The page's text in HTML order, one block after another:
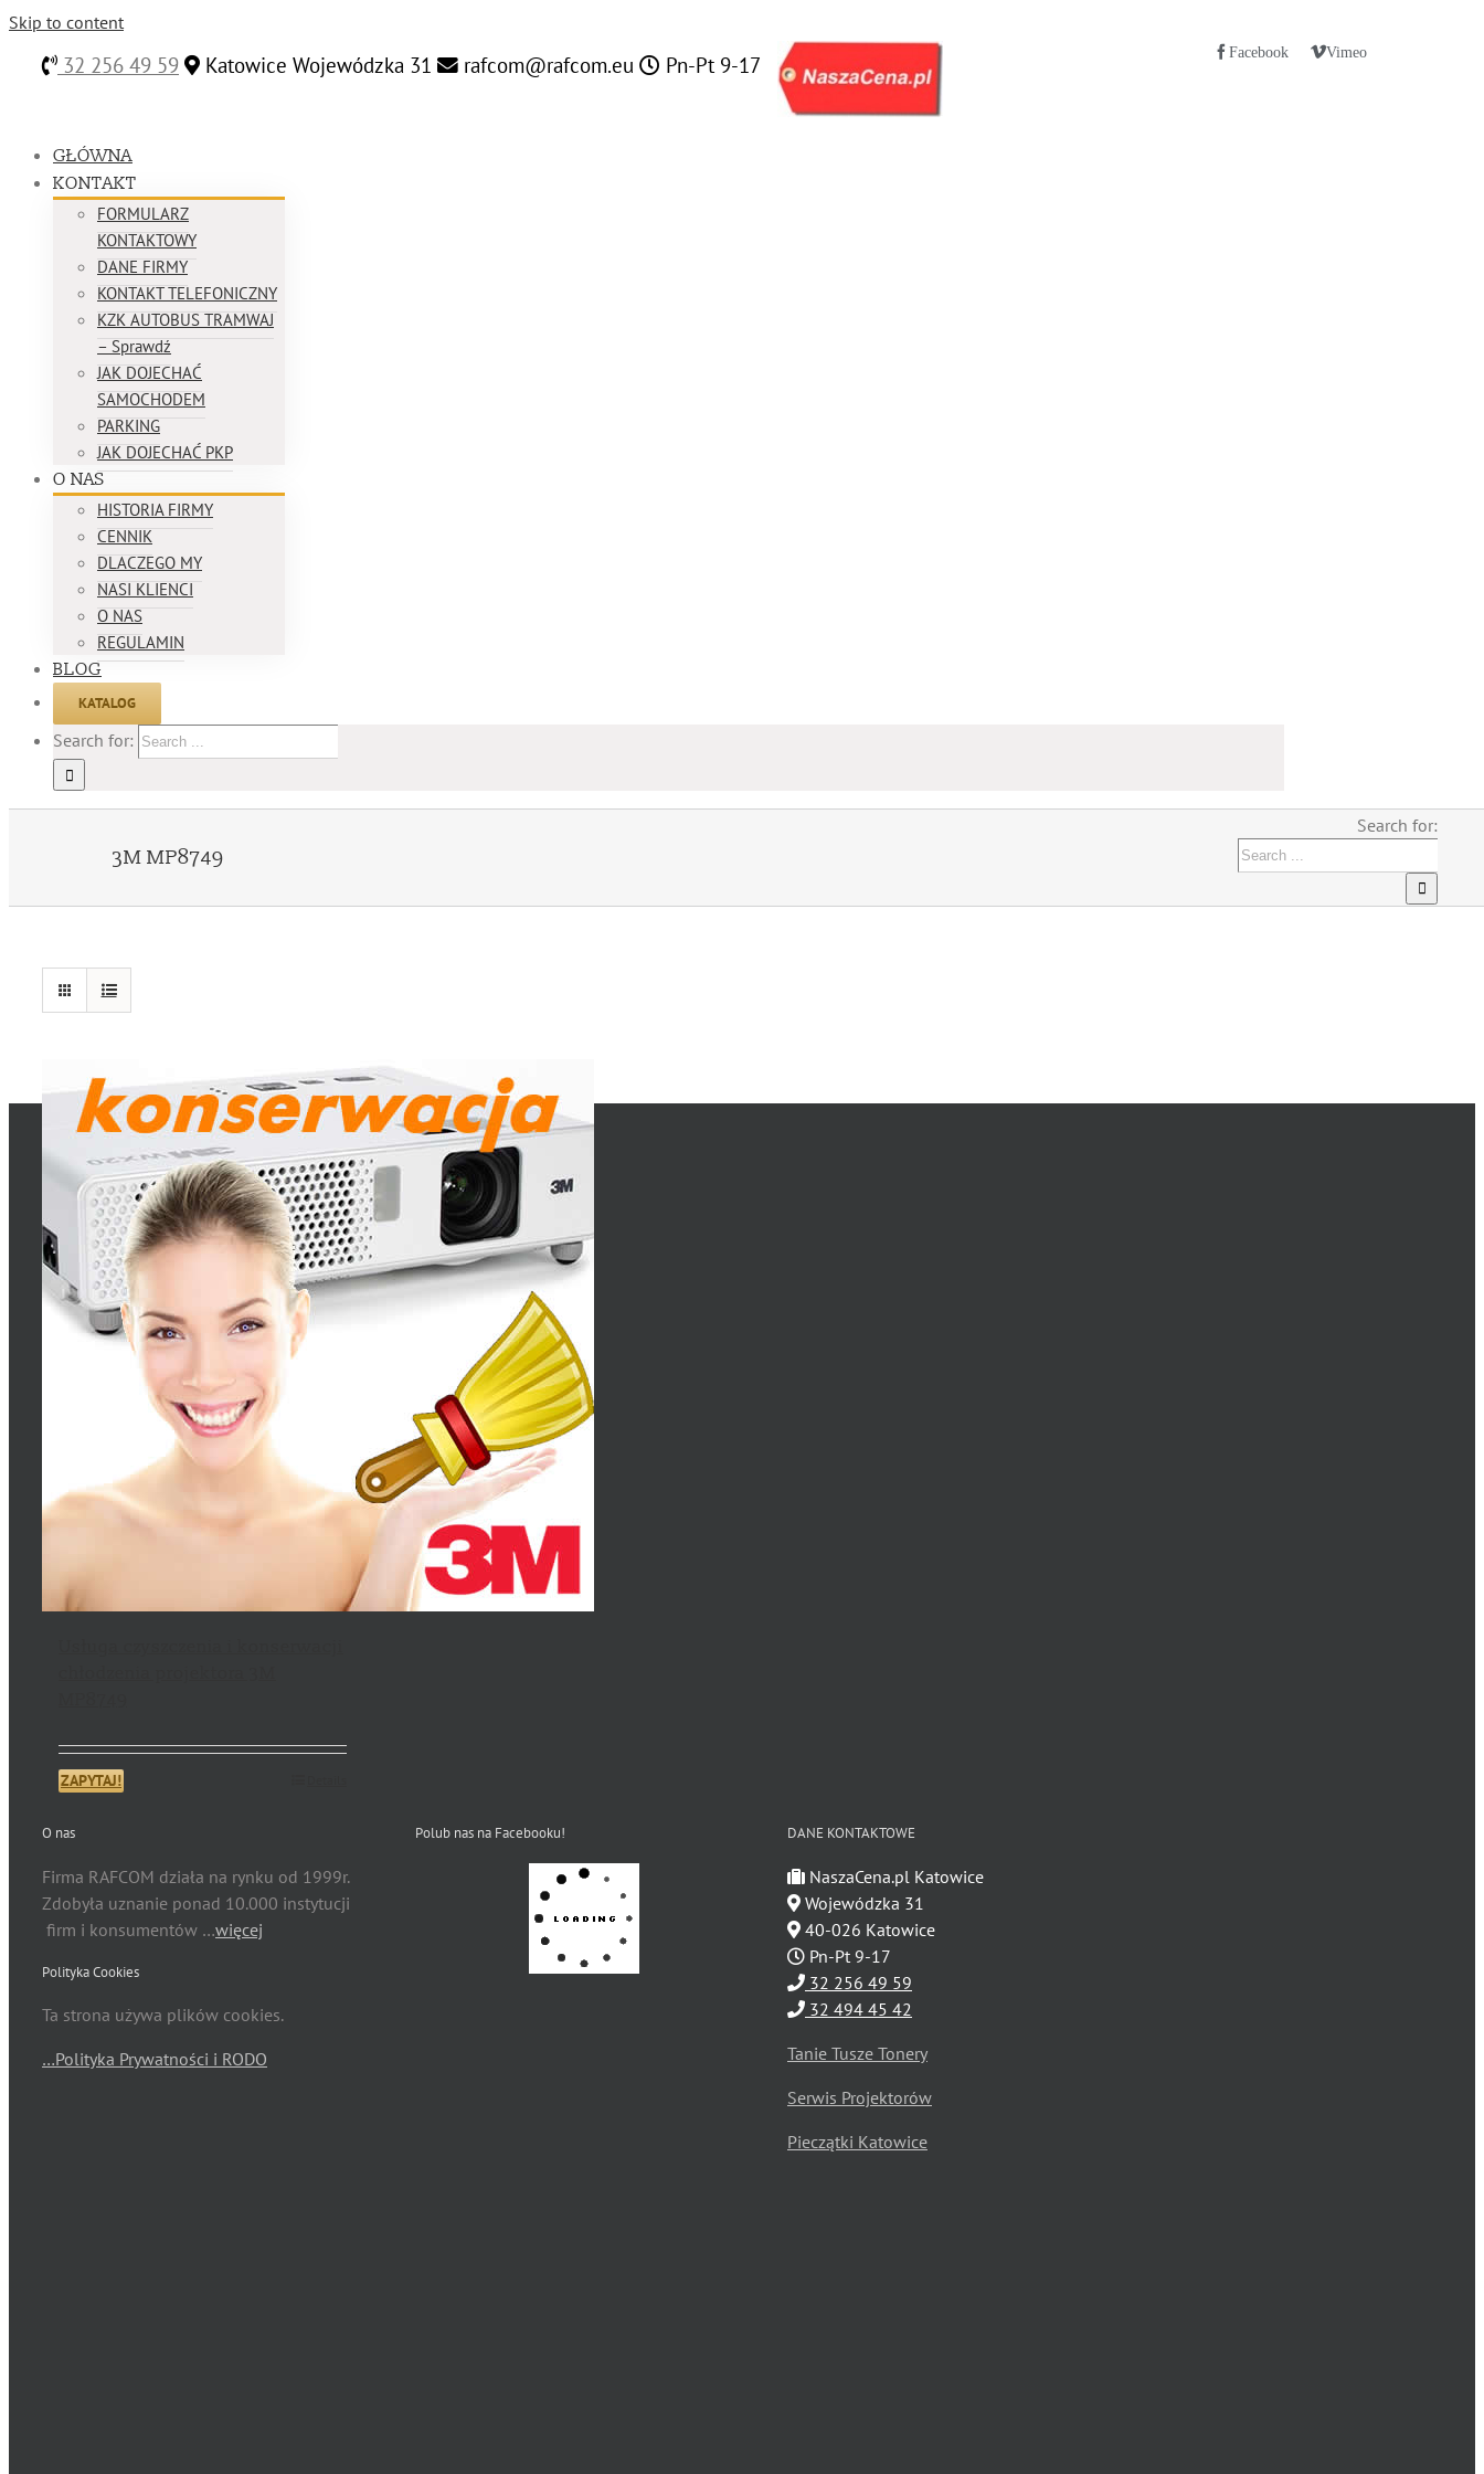
Skip to content
32 256 49 59 Katowice Wojewódzka 31 rafcom@rafcom.eu Pn-Pt 9-17 Facebook Vimeo
GŁÓWNA
KONTAKT
FORMULARZ
KONTAKTOWY
DANE FIRMY
KONTAKT TELEFONICZNY
KZK AUTOBUS TRAMWAJ
– Sprawdź
JAK DOJECHAĆ
SAMOCHODEM
PARKING
JAK DOJECHAĆ PKP
O NAS
HISTORIA FIRMY
CENNIK
DLACZEGO MY
NASI KLIENCI
O NAS
REGULAMIN
BLOG
KATALOG
Search for:
3M MP8749
Search for:
ZAPYTAJ!
O nas
Firma RAFCOM działa na rynku od 1999r.
Zdobyła uznanie ponad 10.000 instytucji
firm i konsumentów …więcej
Polityka Cookies
Ta strona używa plików cookies.
…Polityka Prywatności i RODO
Polub nas na Facebooku! DANE KONTAKTOWE
NaszaCena.pl Katowice
Wojewódzka 31
40-026 Katowice
Pn-Pt 9-17
32 256 49 59
32 494 45 42
Tanie Tusze Tonery
Serwis Projektorów
Pieczątki Katowice